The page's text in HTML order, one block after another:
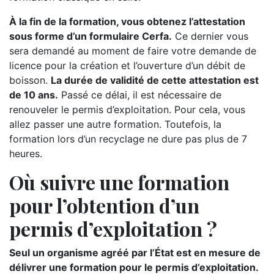
À la fin de la formation, vous obtenez l’attestation
sous forme d’un formulaire Cerfa. Ce dernier vous
sera demandé au moment de faire votre demande de
licence pour la création et l’ouverture d’un débit de
boisson. La durée de validité de cette attestation est
de 10 ans. Passé ce délai, il est nécessaire de
renouveler le permis d’exploitation. Pour cela, vous
allez passer une autre formation. Toutefois, la
formation lors d’un recyclage ne dure pas plus de 7
heures.
Où suivre une formation
pour l’obtention d’un
permis d’exploitation ?
Seul un organisme agréé par l’État est en mesure de
délivrer une formation pour le permis d’exploitation.